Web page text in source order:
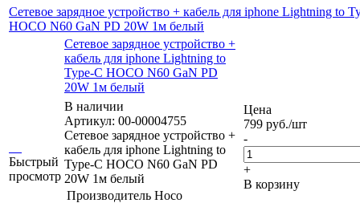
Сетевое зарядное устройство + кабель для iphone Lightning to
HOCO N60 GaN PD 20W 1м белый
Быстрый
просмотр
Сетевое зарядное устройство +
кабель для iphone Lightning to
Type-C HOCO N60 GaN PD
20W 1м белый
В наличии
Артикул: 00-00004755
Сетевое зарядное устройство +
кабель для iphone Lightning to
Type-C HOCO N60 GaN PD
20W 1м белый
Производитель Hoco
Цена
799 руб./шт
-
+
В корзину